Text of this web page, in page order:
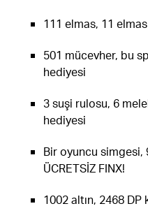
111 elmas, 11
501 mücevher, bu
hediyesi
3 suşi rulosu, 6
hediyesi
Bir oyuncu simgesi,
ÜCRETSİZ FINX!
1002 altın, 2468 DP